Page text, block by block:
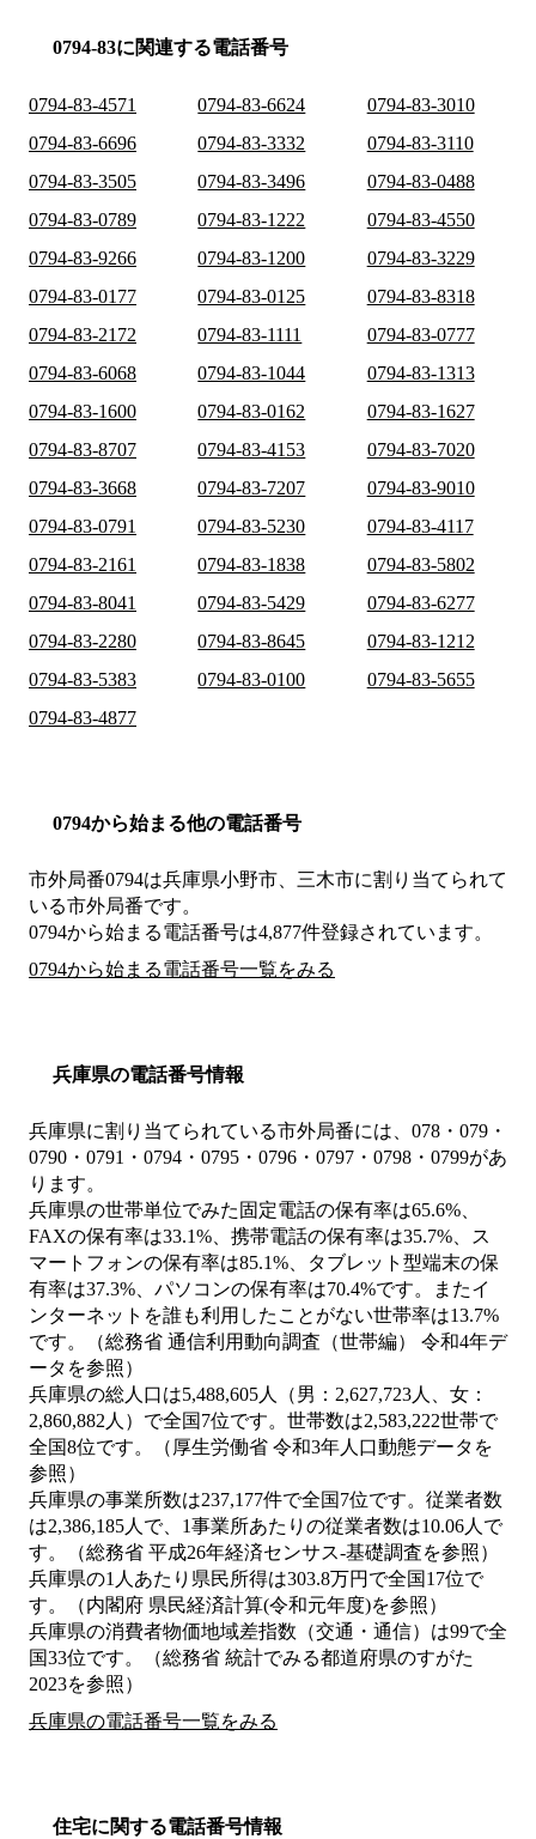
0794-83に関連する電話番号
0794-83-4571 0794-83-6624
0794-83-3010
0794-83-6696
0794-83-3332
0794-83-3110
0794-83-3505
0794-83-3496
0794-83-0488
0794-83-0789
0794-83-1222
0794-83-4550
0794-83-9266
0794-83-1200
0794-83-3229
0794-83-0177
0794-83-0125
0794-83-8318
0794-83-2172
0794-83-1111
0794-83-0777
0794-83-6068
0794-83-1044
0794-83-1313
0794-83-1600
0794-83-0162
0794-83-1627
0794-83-8707
0794-83-4153
0794-83-7020
0794-83-3668
0794-83-7207
0794-83-9010
0794-83-0791
0794-83-5230
0794-83-4117
0794-83-2161
0794-83-1838
0794-83-5802
0794-83-8041
0794-83-5429
0794-83-6277
0794-83-2280
0794-83-8645
0794-83-1212
0794-83-5383
0794-83-0100
0794-83-5655
0794-83-4877
0794から始まる他の電話番号
市外局番0794は兵庫県小野市、三木市に割り当てられて
いる市外局番です。
0794から始まる電話番号は4,877件登録されています。
0794から始まる電話番号一覧をみる
兵庫県の電話番号情報
兵庫県に割り当てられている市外局番には、078・079・
0790・0791・0794・0795・0796・0797・0798・0799があ
ります。
兵庫県の世帯単位でみた固定電話の保有率は65.6%、
FAXの保有率は33.1%、携帯電話の保有率は35.7%、ス
マートフォンの保有率は85.1%、タブレット型端末の保
有率は37.3%、パソコンの保有率は70.4%です。またイ
ンターネットを誰も利用したことがない世帯率は13.7%
です。（総務省 通信利用動向調査（世帯編） 令和4年デ
ータを参照）
兵庫県の総人口は5,488,605人（男：2,627,723人、女：
2,860,882人）で全国7位です。世帯数は2,583,222世帯で
全国8位です。（厚生労働省 令和3年人口動態データを
参照）
兵庫県の事業所数は237,177件で全国7位です。従業者数
は2,386,185人で、1事業所あたりの従業者数は10.06人で
す。（総務省 平成26年経済センサス‐基礎調査を参照）
兵庫県の1人あたり県民所得は303.8万円で全国17位で
す。（内閣府 県民経済計算(令和元年度)を参照）
兵庫県の消費者物価地域差指数（交通・通信）は99で全
国33位です。（総務省 統計でみる都道府県のすがた
2023を参照）
兵庫県の電話番号一覧をみる
住宅に関する電話番号情報